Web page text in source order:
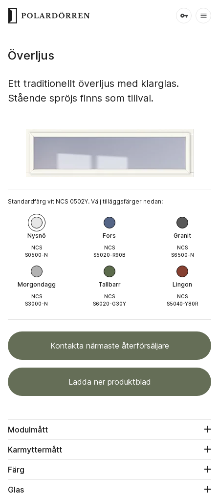
Överljus
Ett traditionellt överljus med klarglas.
Stående spröjs finns som tillval.
Standardfärg vit NCS 0502Y. Välj tilläggsfärger nedan:
Nysnö
NCS
S0500-N
Fors
NCS
S5020-R90B
Granit
NCS
S6500-N
Morgondagg
NCS
S3000-N
Tallbarr
NCS
S6020-G30Y
Lingon
NCS
S5040-Y80R
Kontakta närmaste återförsäljare
Ladda ner produktblad
Modulmått
Karmyttermått
Färg
Glas